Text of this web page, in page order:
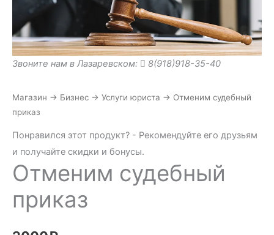
Звоните нам в Лазаревском: 8(918)918-35-40
Магазин → Бизнес → Услуги юриста → Отменим судебный
приказ
Понравился этот продукт? - Рекомендуйте его друзьям
и получайте скидки и бонусы.
Отменим судебный
приказ